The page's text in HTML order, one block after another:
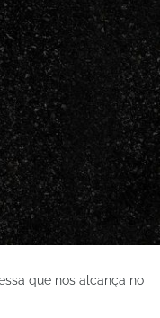
que nos alcança no